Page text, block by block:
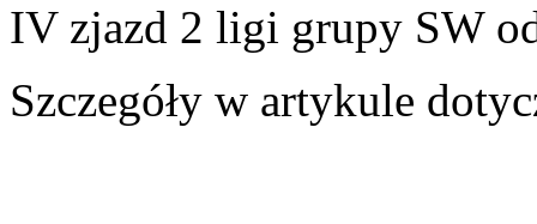
IV zjazd 2 ligi grupy SW
Szczegóły w artykule